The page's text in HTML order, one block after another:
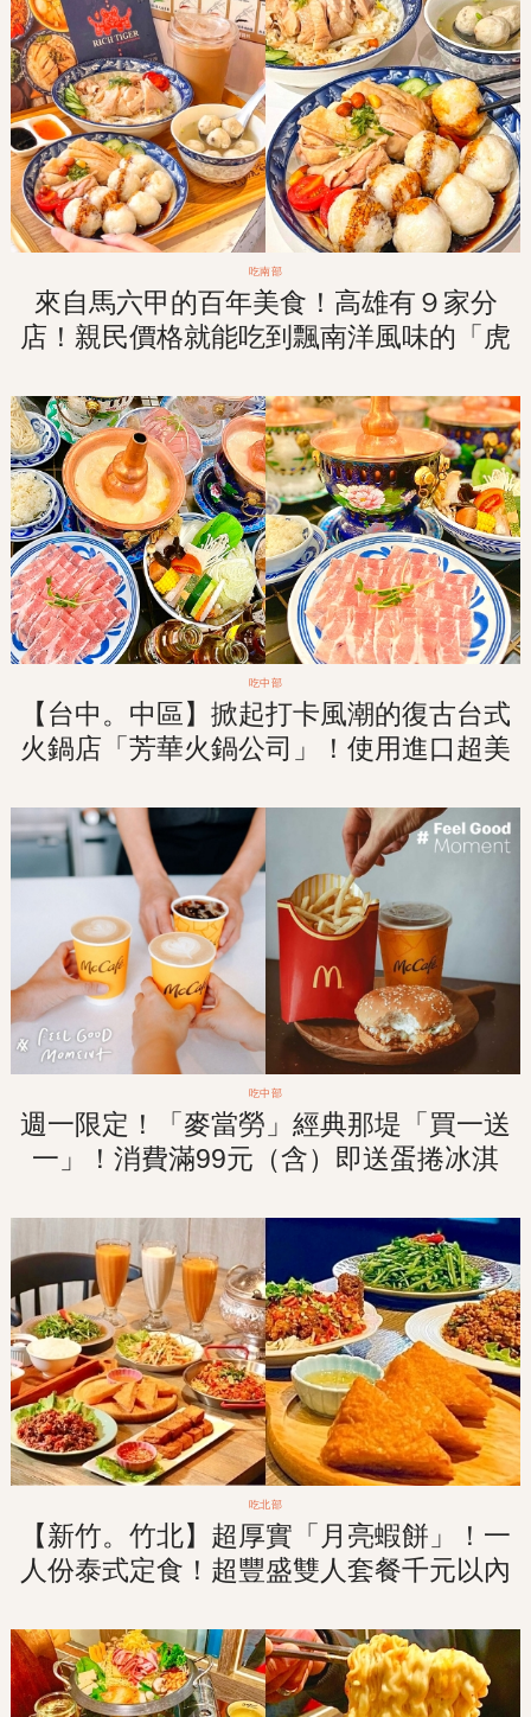
吃南部
來自馬六甲的百年美食！高雄有９家分
店！親民價格就能吃到飄南洋風味的「虎
吃中部
【台中。中區】掀起打卡風潮的復古台式
火鍋店「芳華火鍋公司」！使用進口超美
吃中部
週一限定！「麥當勞」經典那堤「買一送
一」！消費滿99元（含）即送蛋捲冰淇
吃北部
【新竹。竹北】超厚實「月亮蝦餅」！一
人份泰式定食！超豐盛雙人套餐千元以內